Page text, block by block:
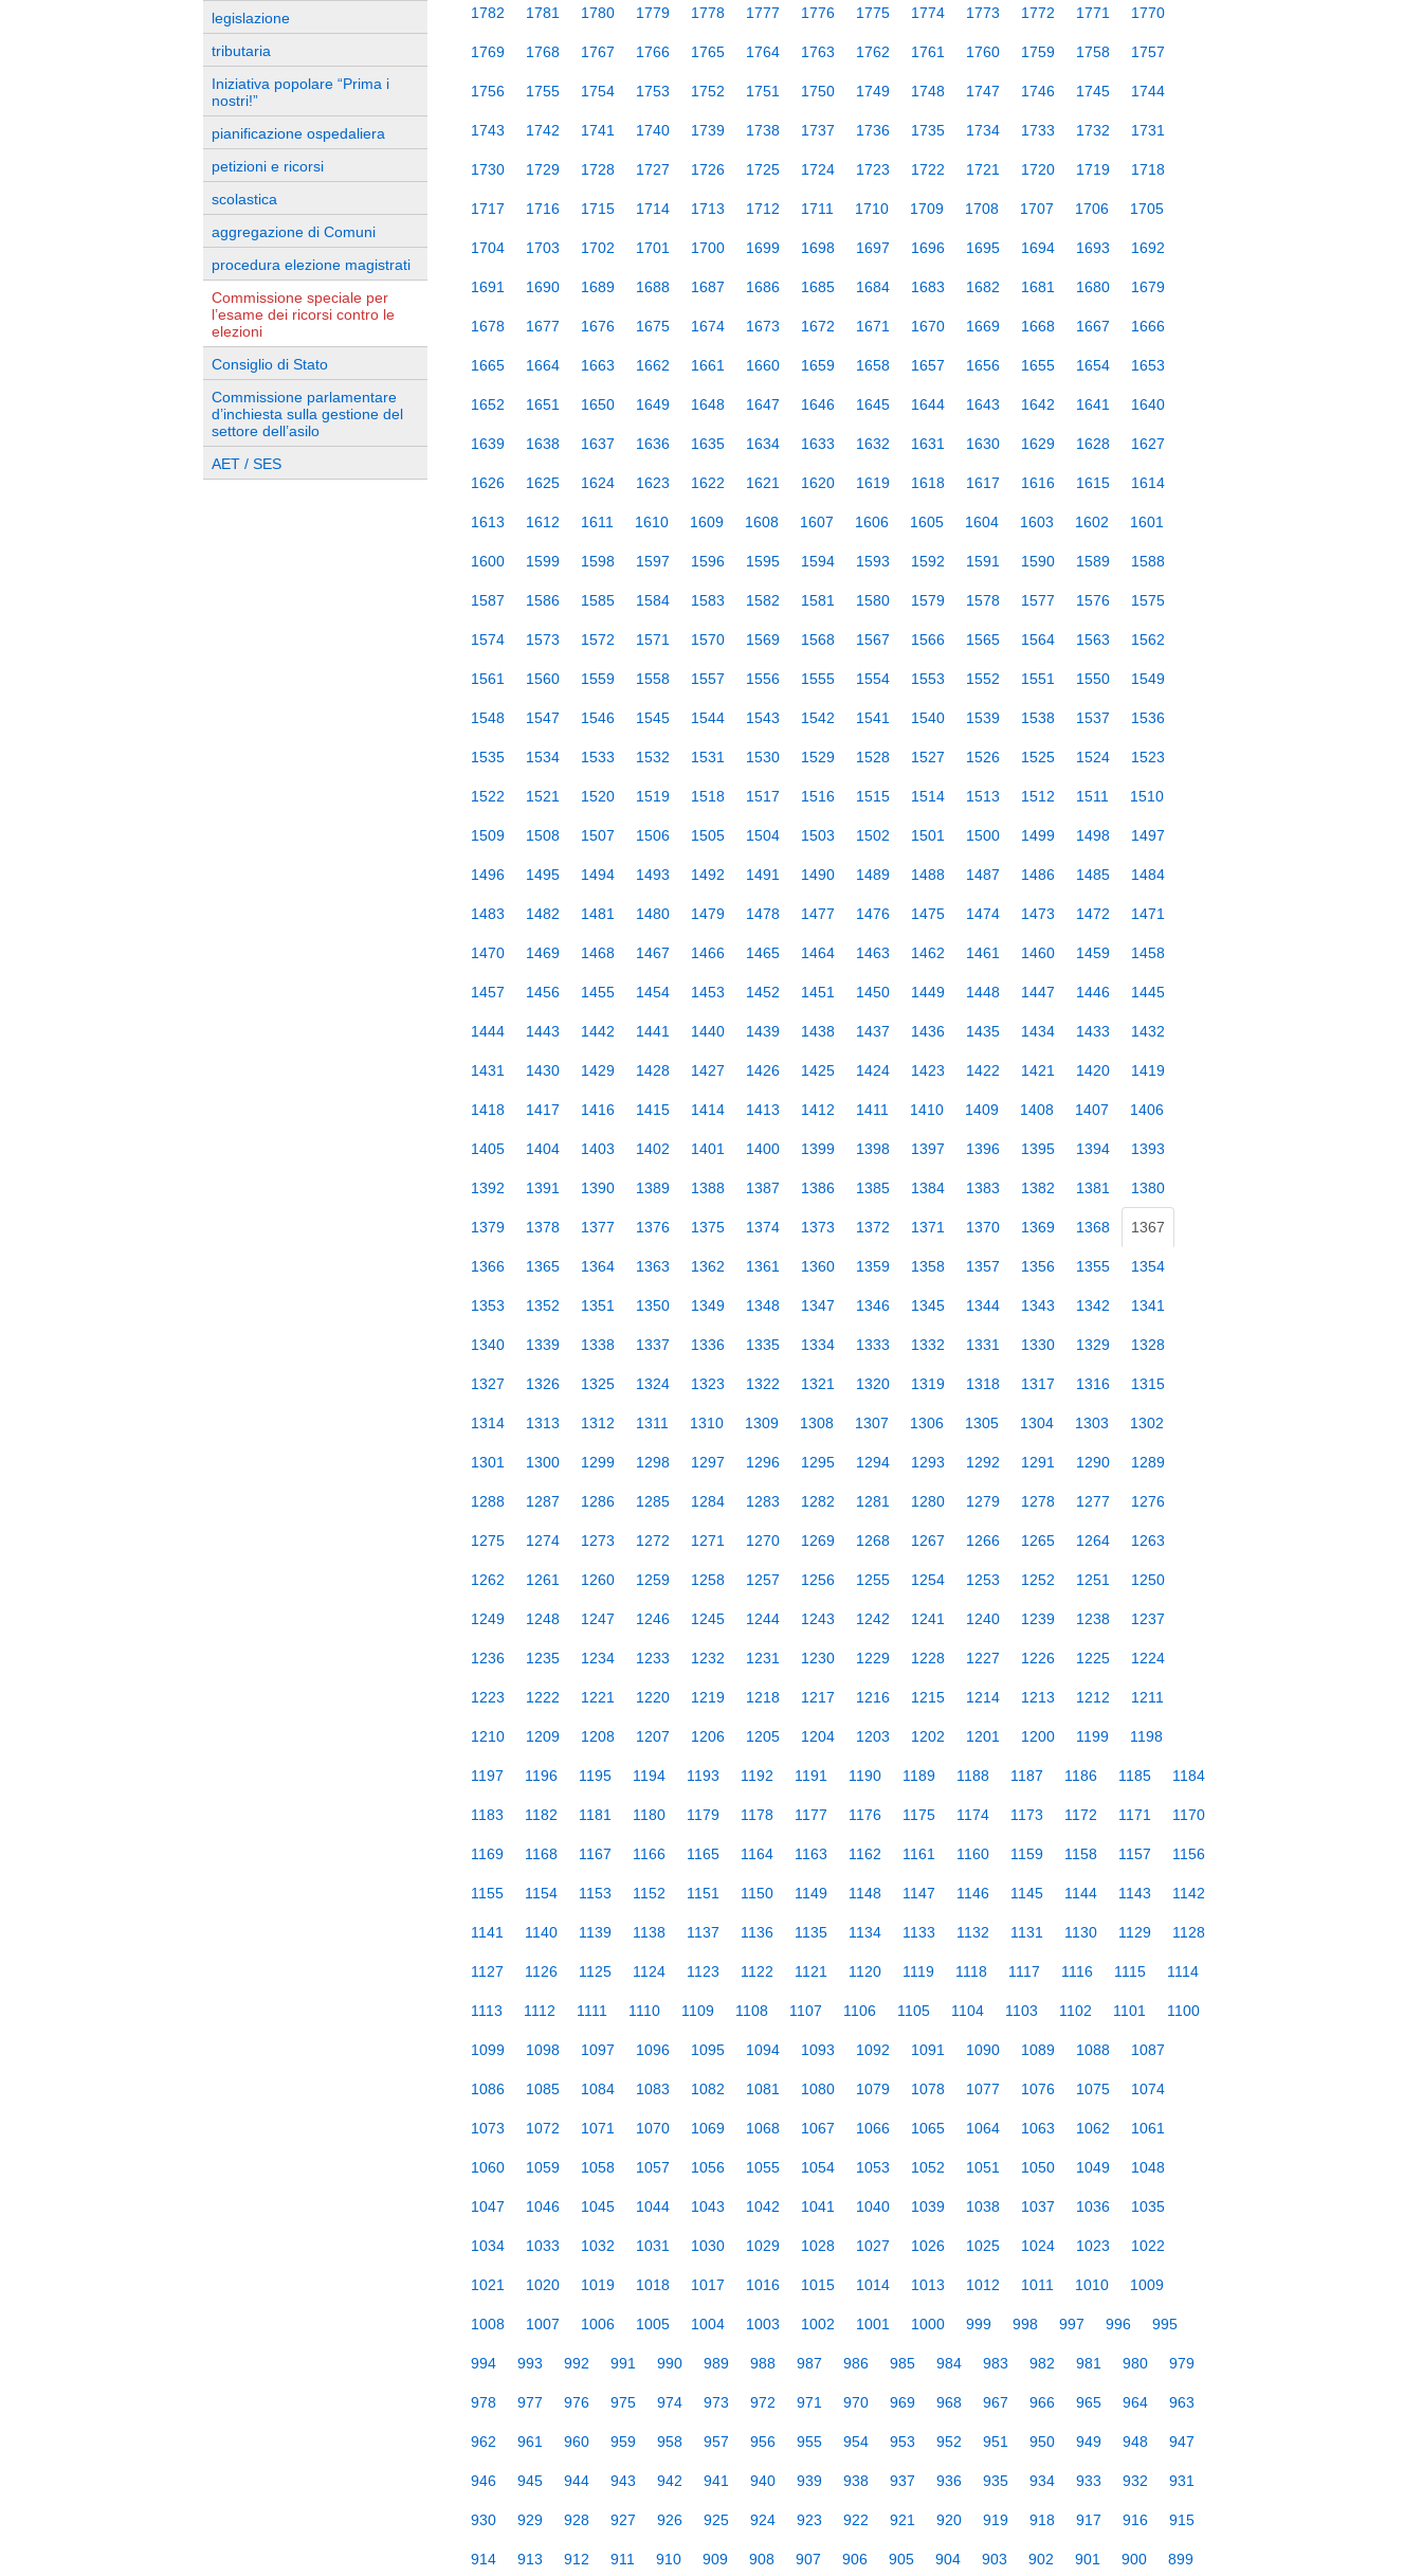
legislazione
tributaria
Iniziativa popolare “Prima i
nostri!”
pianificazione ospedaliera
petizioni e ricorsi
scolastica
aggregazione di Comuni
procedura elezione magistrati
Commissione speciale per
l’esame dei ricorsi contro le
elezioni
Consiglio di Stato
Commissione parlamentare
d’inchiesta sulla gestione del
settore dell’asilo
AET / SES
1782 1781 1780 1779 1778 1777 1776 1775 1774 1773 1772 1771 1770
1769 1768 1767 1766 1765 1764 1763 1762 1761 1760 1759 1758 1757
1756 1755 1754 1753 1752 1751 1750 1749 1748 1747 1746 1745 1744
1743 1742 1741 1740 1739 1738 1737 1736 1735 1734 1733 1732 1731
1730 1729 1728 1727 1726 1725 1724 1723 1722 1721 1720 1719 1718
1717 1716 1715 1714 1713 1712 1711 1710 1709 1708 1707 1706 1705
1704 1703 1702 1701 1700 1699 1698 1697 1696 1695 1694 1693 1692
1691 1690 1689 1688 1687 1686 1685 1684 1683 1682 1681 1680 1679
1678 1677 1676 1675 1674 1673 1672 1671 1670 1669 1668 1667 1666
1665 1664 1663 1662 1661 1660 1659 1658 1657 1656 1655 1654 1653
1652 1651 1650 1649 1648 1647 1646 1645 1644 1643 1642 1641 1640
1639 1638 1637 1636 1635 1634 1633 1632 1631 1630 1629 1628 1627
1626 1625 1624 1623 1622 1621 1620 1619 1618 1617 1616 1615 1614
1613 1612 1611 1610 1609 1608 1607 1606 1605 1604 1603 1602 1601
1600 1599 1598 1597 1596 1595 1594 1593 1592 1591 1590 1589 1588
1587 1586 1585 1584 1583 1582 1581 1580 1579 1578 1577 1576 1575
1574 1573 1572 1571 1570 1569 1568 1567 1566 1565 1564 1563 1562
1561 1560 1559 1558 1557 1556 1555 1554 1553 1552 1551 1550 1549
1548 1547 1546 1545 1544 1543 1542 1541 1540 1539 1538 1537 1536
1535 1534 1533 1532 1531 1530 1529 1528 1527 1526 1525 1524 1523
1522 1521 1520 1519 1518 1517 1516 1515 1514 1513 1512 1511 1510
1509 1508 1507 1506 1505 1504 1503 1502 1501 1500 1499 1498 1497
1496 1495 1494 1493 1492 1491 1490 1489 1488 1487 1486 1485 1484
1483 1482 1481 1480 1479 1478 1477 1476 1475 1474 1473 1472 1471
1470 1469 1468 1467 1466 1465 1464 1463 1462 1461 1460 1459 1458
1457 1456 1455 1454 1453 1452 1451 1450 1449 1448 1447 1446 1445
1444 1443 1442 1441 1440 1439 1438 1437 1436 1435 1434 1433 1432
1431 1430 1429 1428 1427 1426 1425 1424 1423 1422 1421 1420 1419
1418 1417 1416 1415 1414 1413 1412 1411 1410 1409 1408 1407 1406
1405 1404 1403 1402 1401 1400 1399 1398 1397 1396 1395 1394 1393
1392 1391 1390 1389 1388 1387 1386 1385 1384 1383 1382 1381 1380
1379 1378 1377 1376 1375 1374 1373 1372 1371 1370 1369 1368 1367
1366 1365 1364 1363 1362 1361 1360 1359 1358 1357 1356 1355 1354
1353 1352 1351 1350 1349 1348 1347 1346 1345 1344 1343 1342 1341
1340 1339 1338 1337 1336 1335 1334 1333 1332 1331 1330 1329 1328
1327 1326 1325 1324 1323 1322 1321 1320 1319 1318 1317 1316 1315
1314 1313 1312 1311 1310 1309 1308 1307 1306 1305 1304 1303 1302
1301 1300 1299 1298 1297 1296 1295 1294 1293 1292 1291 1290 1289
1288 1287 1286 1285 1284 1283 1282 1281 1280 1279 1278 1277 1276
1275 1274 1273 1272 1271 1270 1269 1268 1267 1266 1265 1264 1263
1262 1261 1260 1259 1258 1257 1256 1255 1254 1253 1252 1251 1250
1249 1248 1247 1246 1245 1244 1243 1242 1241 1240 1239 1238 1237
1236 1235 1234 1233 1232 1231 1230 1229 1228 1227 1226 1225 1224
1223 1222 1221 1220 1219 1218 1217 1216 1215 1214 1213 1212 1211
1210 1209 1208 1207 1206 1205 1204 1203 1202 1201 1200 1199 1198
1197 1196 1195 1194 1193 1192 1191 1190 1189 1188 1187 1186 1185 1184
1183 1182 1181 1180 1179 1178 1177 1176 1175 1174 1173 1172 1171 1170
1169 1168 1167 1166 1165 1164 1163 1162 1161 1160 1159 1158 1157 1156
1155 1154 1153 1152 1151 1150 1149 1148 1147 1146 1145 1144 1143 1142
1141 1140 1139 1138 1137 1136 1135 1134 1133 1132 1131 1130 1129 1128
1127 1126 1125 1124 1123 1122 1121 1120 1119 1118 1117 1116 1115 1114
1113 1112 1111 1110 1109 1108 1107 1106 1105 1104 1103 1102 1101 1100
1099 1098 1097 1096 1095 1094 1093 1092 1091 1090 1089 1088 1087
1086 1085 1084 1083 1082 1081 1080 1079 1078 1077 1076 1075 1074
1073 1072 1071 1070 1069 1068 1067 1066 1065 1064 1063 1062 1061
1060 1059 1058 1057 1056 1055 1054 1053 1052 1051 1050 1049 1048
1047 1046 1045 1044 1043 1042 1041 1040 1039 1038 1037 1036 1035
1034 1033 1032 1031 1030 1029 1028 1027 1026 1025 1024 1023 1022
1021 1020 1019 1018 1017 1016 1015 1014 1013 1012 1011 1010 1009
1008 1007 1006 1005 1004 1003 1002 1001 1000 999 998 997 996 995
994 993 992 991 990 989 988 987 986 985 984 983 982 981 980 979
978 977 976 975 974 973 972 971 970 969 968 967 966 965 964 963
962 961 960 959 958 957 956 955 954 953 952 951 950 949 948 947
946 945 944 943 942 941 940 939 938 937 936 935 934 933 932 931
930 929 928 927 926 925 924 923 922 921 920 919 918 917 916 915
914 913 912 911 910 909 908 907 906 905 904 903 902 901 900 899